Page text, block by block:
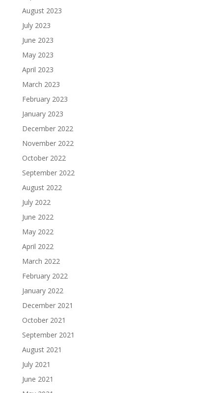
August 2023
July 2023
June 2023
May 2023
April 2023
March 2023
February 2023
January 2023
December 2022
November 2022
October 2022
September 2022
August 2022
July 2022
June 2022
May 2022
April 2022
March 2022
February 2022
January 2022
December 2021
October 2021
September 2021
August 2021
July 2021
June 2021